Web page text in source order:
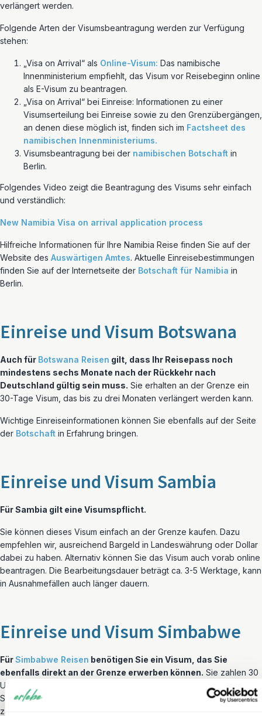
verlängert werden.
Folgende Arten der Visumsbeantragung werden zur Verfügung
stehen:
„Visa on Arrival“ als Online-Visum: Das namibische
Innenministerium empfiehlt, das Visum vor Reisebeginn online
als E-Visum zu beantragen.
„Visa on Arrival“ bei Einreise: Informationen zu einer
Visumserteilung bei Einreise sowie zu den Grenzübergängen,
an denen diese möglich ist, finden sich im Factsheet des
namibischen Innenministeriums.
Visumsbeantragung bei der namibischen Botschaft in
Berlin.
Folgendes Video zeigt die Beantragung des Visums sehr einfach
und verständlich:
New Namibia Visa on arrival application process
Hilfreiche Informationen für Ihre Namibia Reise finden Sie auf der
Website des Auswärtigen Amtes. Aktuelle Einreisebestimmungen
finden Sie auf der Internetseite der Botschaft für Namibia in
Berlin.
Einreise und Visum Botswana
Auch für Botswana Reisen gilt, dass Ihr Reisepass noch
mindestens sechs Monate nach der Rückkehr nach
Deutschland gültig sein muss. Sie erhalten an der Grenze ein
30-Tage Visum, das bis zu drei Monaten verlängert werden kann.
Wichtige Einreiseinformationen können Sie ebenfalls auf der Seite
der Botschaft in Erfahrung bringen.
Einreise und Visum Sambia
Für Sambia gilt eine Visumspflicht.
Sie können dieses Visum einfach an der Grenze kaufen. Dazu
empfehlen wir, ausreichend Bargeld in Landeswährung oder Dollar
dabei zu haben. Alternativ können Sie das Visum auch vorab online
beantragen. Die Bearbeitungsdauer beträgt ca. 3-5 Werktage, kann
in Ausnahmefällen auch länger dauern.
Einreise und Visum Simbabwe
FürSimbabwe Reisen benötigen Sie ein Visum, das Sie
ebenfalls direkt an der Grenze erwerben können. Sie zahlen 30
US$ für ein ‚Single Entry‘- und 55 US$ für ein ‚Multiple Entry‘-Visum.
Sie müssen bar zahlen und können vor Ort nicht mit Kreditkarte
zahlen.